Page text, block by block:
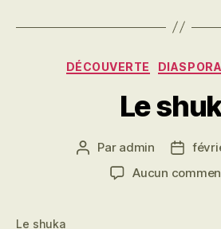
DÉCOUVERTE DIASPORA
Le
Auteur
l’article
Par admin
Date
Aucun
Le shuka